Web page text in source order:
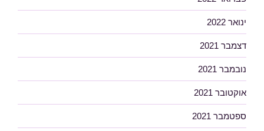
ינואר 2022
דצמבר 2021
נובמבר 2021
אוקטובר 2021
ספטמבר 2021